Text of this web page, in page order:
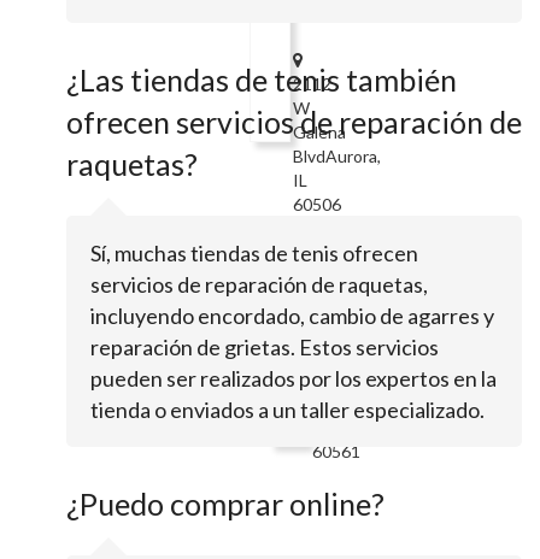
2112
W
Galena
BlvdAurora,
IL
60506
Tennis
Ballerz
6800
Route
83Darien,
60561
¿Las tiendas de tenis también
ofrecen servicios de reparación de
raquetas?
Sí, muchas tiendas de tenis ofrecen
servicios de reparación de raquetas,
incluyendo encordado, cambio de agarres y
reparación de grietas. Estos servicios
pueden ser realizados por los expertos en la
tienda o enviados a un taller especializado.
¿Puedo comprar online?